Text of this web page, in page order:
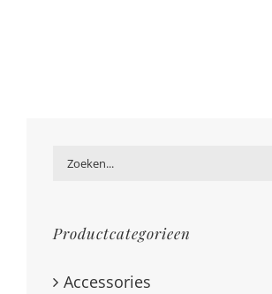
Productcategorieen
Accessories